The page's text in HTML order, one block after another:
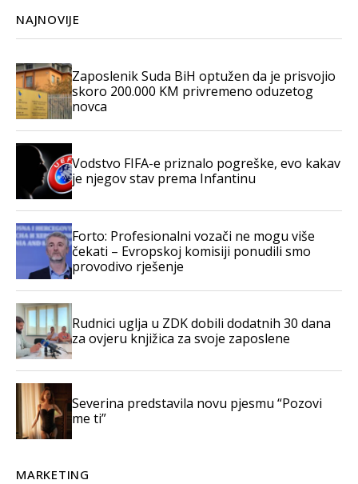
NAJNOVIJE
Zaposlenik Suda BiH optužen da je prisvojio
skoro 200.000 KM privremeno oduzetog
novca
Vodstvo FIFA-e priznalo pogreške, evo kakav
je njegov stav prema Infantinu
Forto: Profesionalni vozači ne mogu više
čekati – Evropskoj komisiji ponudili smo
provodivo rješenje
Rudnici uglja u ZDK dobili dodatnih 30 dana
za ovjeru knjižica za svoje zaposlene
Severina predstavila novu pjesmu “Pozovi
me ti”
MARKETING